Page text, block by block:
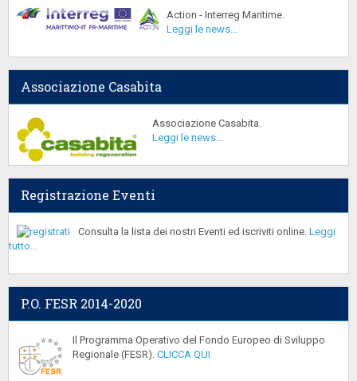
Action - Interreg Maritime.
Leggi le news...
Associazione Casabita
Associazione Casabita.
Leggi le news...
Registrazione Eventi
Consulta la lista dei nostri Eventi ed iscriviti online. Leggi
tutto...
P.O. FESR 2014-2020
Il Programma Operativo del Fondo Europeo di Sviluppo
Regionale (FESR). CLICCA QUI